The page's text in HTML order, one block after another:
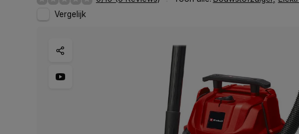
Vergelijk